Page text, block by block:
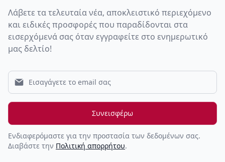
Λάβετε τα τελευταία νέα, αποκλειστικό περιεχόμενο
και ειδικές προσφορές που παραδίδονται στα
εισερχόμενά σας όταν εγγραφείτε στο ενημερωτικό
μας δελτίο!
Συνεισφέρω
Ενδιαφερόμαστε για την προστασία των δεδομένων σας.
Διαβάστε την Πολιτική απορρήτου.